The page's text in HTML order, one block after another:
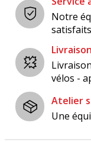
Notre
satisfaits
vélos -
Atelier
Une